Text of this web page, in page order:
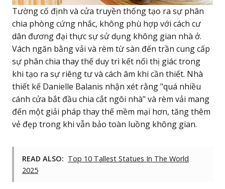
Tường cố định và cửa truyền thống tạo ra sự phân
chia phòng cứng nhắc, không phù hợp với cách cư
dân đương đại thực sự sử dụng không gian nhà ở.
Vách ngăn bằng vải và rèm từ sàn đến trần cung cấp
sự phân chia thay thế duy trì kết nối thị giác trong
khi tạo ra sự riêng tư và cách âm khi cần thiết. Nhà
thiết kế Danielle Balanis nhận xét rằng "quá nhiều
cánh cửa bắt đầu chia cắt ngôi nhà" và rèm vải mang
đến một giải pháp thay thế mềm mại hơn, tăng thêm
vẻ đẹp trong khi vẫn bảo toàn luồng không gian.
READ ALSO: Top 10 Tallest Statues In The World
2025